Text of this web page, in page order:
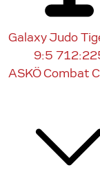
Galaxy Judo
9:5
ASKÖ Combat